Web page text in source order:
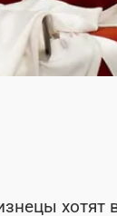
хотят